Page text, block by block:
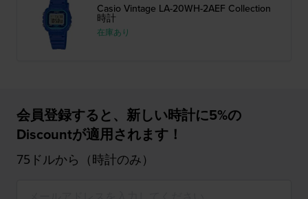
Casio Vintage LA-20WH-2AEF Collection
時計
在庫あり
会員登録すると、新しい時計に5%の
Discountが適用されます！
75ドルから（時計のみ）